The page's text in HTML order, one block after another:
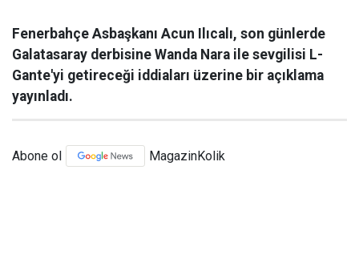
Fenerbahçe Asbaşkanı Acun Ilıcalı, son günlerde
Galatasaray derbisine Wanda Nara ile sevgilisi L-
Gante'yi getireceği iddiaları üzerine bir açıklama
yayınladı.
Abone ol MagazinKolik